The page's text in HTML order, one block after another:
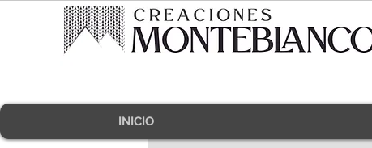
INICIO